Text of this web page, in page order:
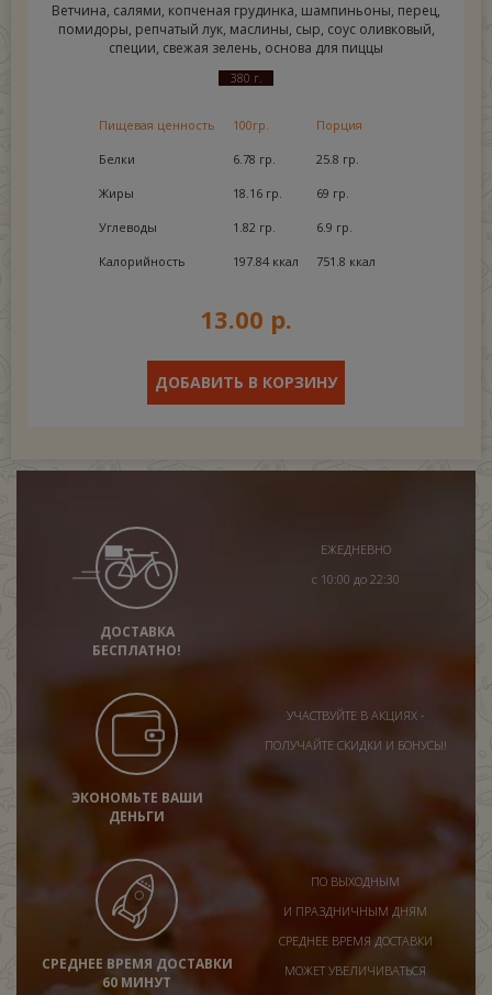
Ветчина, салями, копченая грудинка, шампиньоны, перец,
помидоры, репчатый лук, маслины, сыр, соус оливковый,
специи, свежая зелень, основа для пиццы
380 г.
Пищевая ценность 100гр. Порция
Белки 6.78 гр. 25.8 гр.
Жиры 18.16 гр. 69 гр.
Углеводы 1.82 гр. 6.9 гр.
Калорийность 197.84 ккал 751.8 ккал
13.00 р.
ДОБАВИТЬ В КОРЗИНУ
ДОСТАВКА
БЕСПЛАТНО!
ЕЖЕДНЕВНО
с 10:00 до 22:30
ЭКОНОМЬТЕ ВАШИ
ДЕНЬГИ
УЧАСТВУЙТЕ В АКЦИЯХ -
ПОЛУЧАЙТЕ СКИДКИ И БОНУСЫ!
СРЕДНЕЕ ВРЕМЯ ДОСТАВКИ
60 МИНУТ
ПО ВЫХОДНЫМ
И ПРАЗДНИЧНЫМ ДНЯМ
СРЕДНЕЕ ВРЕМЯ ДОСТАВКИ
МОЖЕТ УВЕЛИЧИВАТЬСЯ